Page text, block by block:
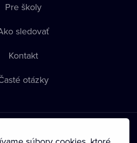
Pre školy
sledovať
Kontakt
otázky